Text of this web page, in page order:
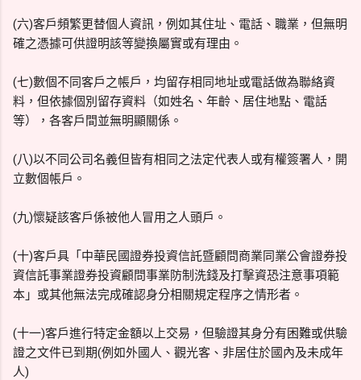
(六)客戶頻繁更替個人資訊，例如其住址、電話、職業，但無明
確之憑據可供證明該等變換屬實或有理由。
(七)數個不同客戶之帳戶，均留存相同地址或電話做為聯絡資
料，但依據個別留存資料（如姓名、年齡、居住地點、電話
等），各客戶間並無明顯關係。
(八)以不同公司名義但皆有相同之法定代表人或有權簽署人，開
立數個帳戶。
(九)懷疑該客戶係被他人冒用之人頭戶。
(十)客戶具「中華民國證券投資信託暨顧問商業同業公會證券投
資信託事業證券投資顧問事業防制洗錢及打擊資恐注意事項範
本」或其他無法完成確認身分相關規定程序之情形者。
(十一)客戶進行特定金額以上交易，但驗證其身分有困難或供驗
證之文件已到期(例如外國人、觀光客、非居住於國內及未成年
人)